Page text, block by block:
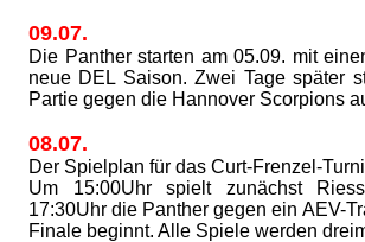
09.07.
Die Panther starten am 05.09. mit
neue DEL Saison. Zwei Tage später
Partie gegen die Hannover Scorpions
08.07.
Der Spielplan für das Curt-Frenzel-
Um 15:00Uhr spielt zunächst
17:30Uhr die Panther gegen ein AEV-
Finale beginnt. Alle Spiele werden